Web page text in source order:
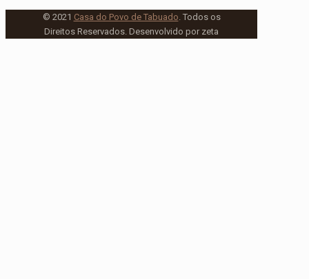
© 2021 Casa do Povo de Tabuado . Todos os
Direitos Reservados. Desenvolvido por zeta